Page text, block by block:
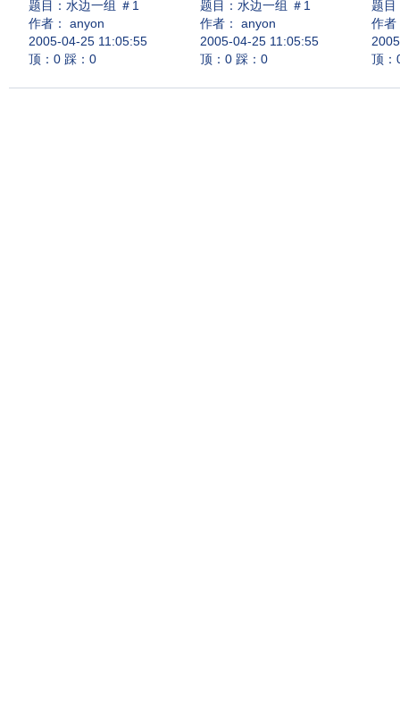
题目： 水边一组 ＃1
作者： anyon
2005-04-25 11:05:55
顶：0 踩：0
题目： 水边一组 ＃1
作者： anyon
2005-04-25 11:05:55
顶：0 踩：0
题目
作者
顶：